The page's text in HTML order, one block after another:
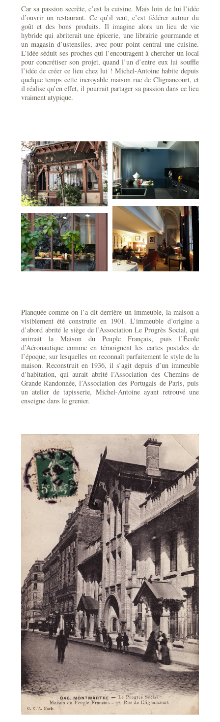
Car sa passion secrète, c’est la cuisine. Mais loin de lui l’idée
d’ouvrir un restaurant. Ce qu’il veut, c’est fédérer autour du
goût et des bons produits. Il imagine alors un lieu de vie
hybride qui abriterait une épicerie, une librairie gourmande et
un magasin d’ustensiles, avec pour point central une cuisine.
L’idée séduit ses proches qui l’encouragent à chercher un local
pour concrétiser son projet, quand l’un d’entre eux lui souffle
l’idée de créer ce lieu chez lui ! Michel-Antoine habite depuis
quelque temps cette incroyable maison rue de Clignancourt, et
il réalise qu’en effet, il pourrait partager sa passion dans ce lieu
vraiment atypique.
Planquée comme on l’a dit derrière un immeuble, la maison a
visiblement été construite en 1901. L’immeuble d’origine a
d’abord abrité le siège de l’Association Le Progrès Social, qui
animait la Maison du Peuple Français, puis l’École
d’Aéronautique comme en témoignent les cartes postales de
l’époque, sur lesquelles on reconnaît parfaitement le style de la
maison. Reconstruit en 1936, il s’agit depuis d’un immeuble
d’habitation, qui aurait abrité l’Association des Chemins de
Grande Randonnée, l’Association des Portugais de Paris, puis
un atelier de tapisserie, Michel-Antoine ayant retrouvé une
enseigne dans le grenier.